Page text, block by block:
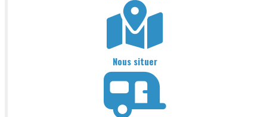
Nous situer